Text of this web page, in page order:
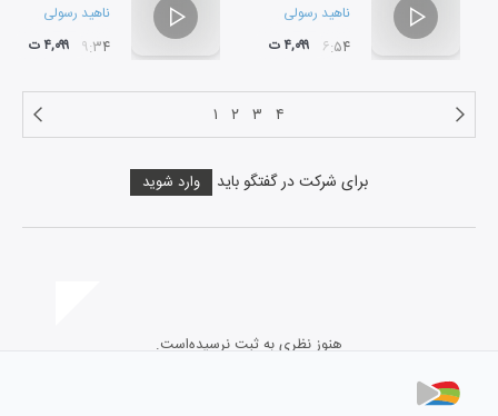
ناهید رسولی
۲۶:۵۴ ۴,۰۹۹ ت
ناهید رسولی
۳۹:۳۴ ۴,۰۹۹ ت
۱ ۲ ۳ ۴
برای شرکت در گفتگو باید وارد شوید
هنوز نظری به ثبت نرسیده‌است.